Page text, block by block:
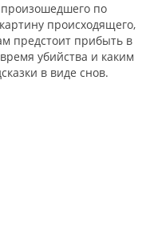
произошедшего по
происходящего,
предстоит прибыть в
убийства и каким
в виде снов.